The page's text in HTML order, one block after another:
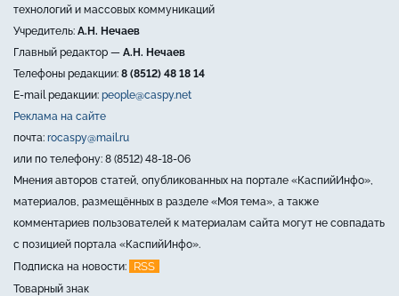
технологий и массовых коммуникаций
Учредитель: А.Н. Нечаев
Главный редактор — А.Н. Нечаев
Телефоны редакции: 8 (8512) 48 18 14
E-mail редакции: people@caspy.net
Реклама на сайте
почта: rocaspy@mail.ru
или по телефону: 8 (8512) 48-18-06
Мнения авторов статей, опубликованных на портале «КаспийИнфо»,
материалов, размещённых в разделе «Моя тема», а также
комментариев пользователей к материалам сайта могут не совпадать
с позицией портала «КаспийИнфо».
Подписка на новости:
RSS
Товарный знак